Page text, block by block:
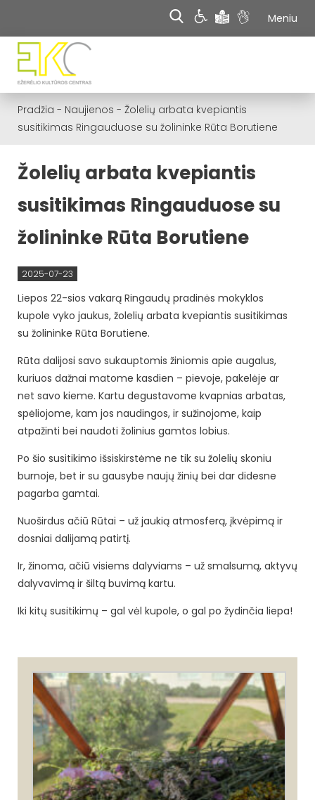
Meniu
Pradžia - Naujienos - Žolelių arbata kvepiantis
susitikimas Ringauduose su žolininke Rūta Borutiene
Žolelių arbata kvepiantis
susitikimas Ringauduose su
žolininke Rūta Borutiene
2025-07-23
Liepos 22-sios vakarą Ringaudų pradinės mokyklos
kupole vyko jaukus, žolelių arbata kvepiantis susitikimas
su žolininke Rūta Borutiene.
Rūta dalijosi savo sukauptomis žiniomis apie augalus,
kuriuos dažnai matome kasdien – pievoje, pakelėje ar
net savo kieme. Kartu degustavome kvapnias arbatas,
spėliojome, kam jos naudingos, ir sužinojome, kaip
atpažinti bei naudoti žolinius gamtos lobius.
Po šio susitikimo išsiskirstėme ne tik su žolelių skoniu
burnoje, bet ir su gausybe naujų žinių bei dar didesne
pagarba gamtai.
Nuoširdus ačiū Rūtai – už jaukią atmosferą, įkvėpimą ir
dosniai dalijamą patirtį.
Ir, žinoma, ačiū visiems dalyviams – už smalsumą, aktyvų
dalyvavimą ir šiltą buvimą kartu.
Iki kitų susitikimų – gal vėl kupole, o gal po žydinčia liepa!